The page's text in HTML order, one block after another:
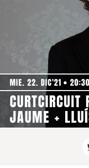
MIE. 22. DIC'21 20:30
JAUME +